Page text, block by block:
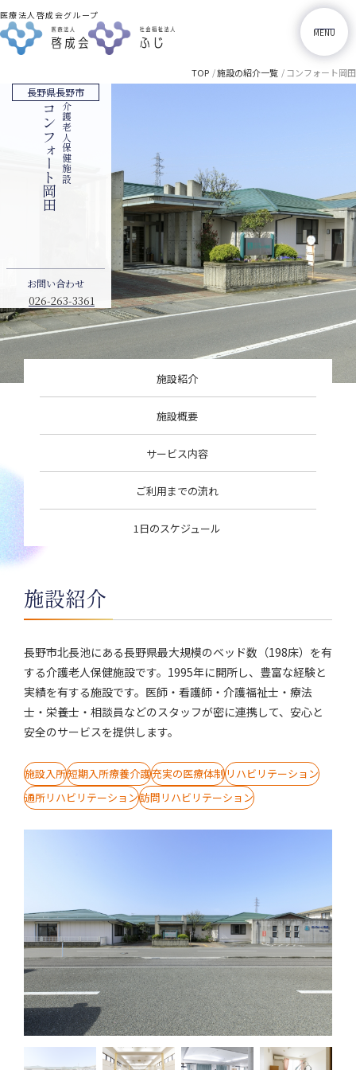
MENU
医療法人啓成会グループ
採用情報
TOP 施設の紹介一覧 コンフォート岡田
長野県長野市
介護老人保健施設
コンフォート岡田
お問い合わせ
026-263-3361
施設紹介
施設概要
サービス内容
ご利用までの流れ
1日のスケジュール
施設紹介
長野市北長池にある長野県最大規模のベッド数（198床）を有
する介護老人保健施設です。1995年に開所し、豊富な経験と
実績を有する施設です。医師・看護師・介護福祉士・療法
士・栄養士・相談員などのスタッフが密に連携して、安心と
安全のサービスを提供します。
施設入所短期入所療養介護充実の医療体制リハビリテーション
通所リハビリテーション訪問リハビリテーション